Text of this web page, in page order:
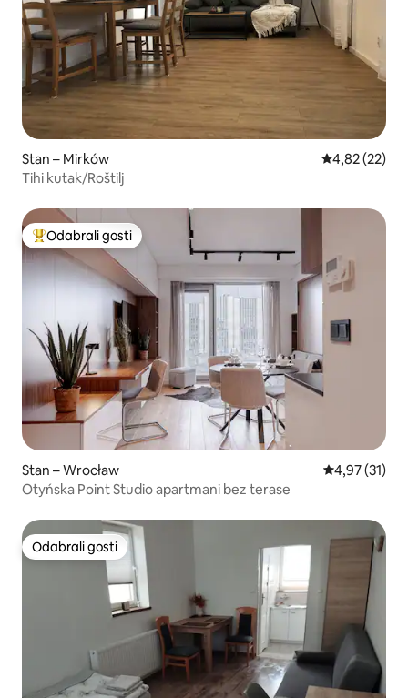
Stan – Mirków Prosječna
4,82 (22)
Tihi kutak/Roštilj
Među najviše rangiranima s oznakom „Odabrali gosti”
Odabrali gosti
Stan – Wrocław Prosječna
4,97 (31)
Otyńska Point Studio apartmani bez terase
Odabrali gosti
Odabrali gosti